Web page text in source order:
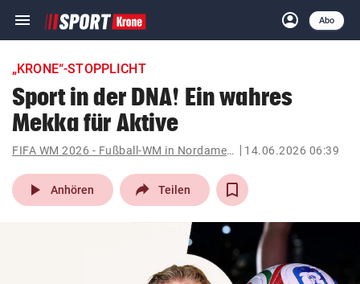
menu Navigation
ein-/ausklappen
account_circle
Anmelden
Abo
close Schließen
account_circle Anmelden
pin_drop
Wien arrow_right
„KRONE“-STOPPLICHT
Sport in der DNA! Ein wahres
Mekka für Aktive
FIFA WM 2026 - Fußball-WM in Nordamerika 14.06.2026 06:39
play_arrow Anhören Teilen